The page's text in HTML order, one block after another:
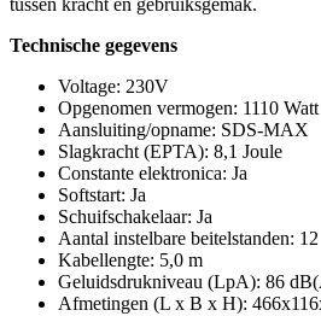
tussen kracht en gebruiksgemak.
Technische gegevens
Voltage: 230V
Opgenomen vermogen: 1110 Watt
Aansluiting/opname: SDS-MAX
Slagkracht (EPTA): 8,1 Joule
Constante elektronica: Ja
Softstart: Ja
Schuifschakelaar: Ja
Aantal instelbare beitelstanden: 12
Kabellengte: 5,0 m
Geluidsdrukniveau (LpA): 86
Afmetingen (L x B x H):